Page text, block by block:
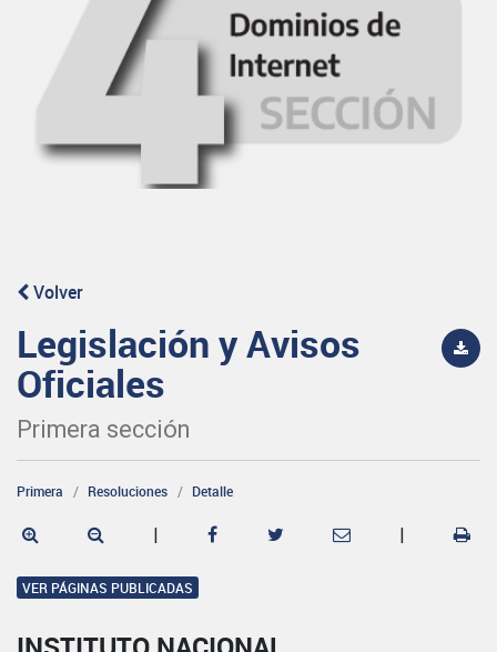
Volver
Legislación y Avisos
Oficiales
Primera sección
Primera Resoluciones Detalle
| |
VER PÁGINAS PUBLICADAS